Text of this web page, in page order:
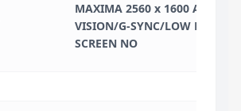
MAXIMA 2560 x 1600 ANTI-
VISION/G-SYNC/LOW BLUE
SCREEN NO